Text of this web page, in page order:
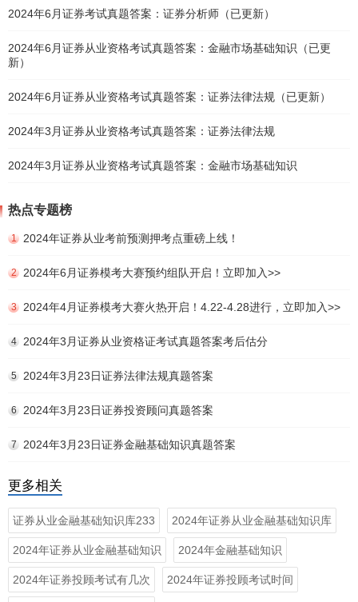
2024年6月证券考试真题答案：证券分析师（已更新）
2024年6月证券从业资格考试真题答案：金融市场基础知识（已更
新）
2024年6月证券从业资格考试真题答案：证券法律法规（已更新）
2024年3月证券从业资格考试真题答案：证券法律法规
2024年3月证券从业资格考试真题答案：金融市场基础知识
热点专题榜
1 2024年证券从业考前预测押考点重磅上线！
2 2024年6月证券模考大赛预约组队开启！立即加入>>
3 2024年4月证券模考大赛火热开启！4.22-4.28进行，立即加入>>
4 2024年3月证券从业资格证考试真题答案考后估分
5 2024年3月23日证券法律法规真题答案
6 2024年3月23日证券投资顾问真题答案
7 2024年3月23日证券金融基础知识真题答案
更多相关
证券从业金融基础知识库233 2024年证券从业金融基础知识库
2024年证券从业金融基础知识 2024年金融基础知识
2024年证券投顾考试有几次 2024年证券投顾考试时间